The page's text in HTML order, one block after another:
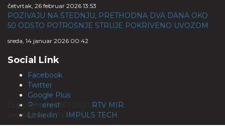
četvrtak, 26 februar 2026 13:53
POZIVAJU NA ŠTEDNJU, PRETHODNA DVA DANA OKO
50 ODSTO POTROŠNJE STRUJE POKRIVENO UVOZOM
sreda, 14 januar 2026 00:42
Social Link
Facebook
Twitter
Google Plus
Pinterest
Linkedin
Copyright © 2010-2020
RTV MIR.
Izrada web sajta
IMPULS TECH